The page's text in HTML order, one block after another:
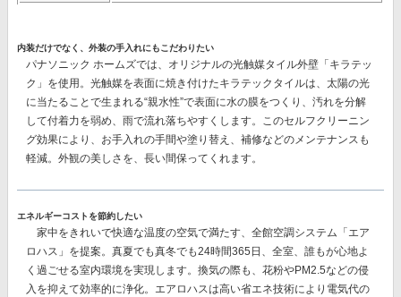
内装だけでなく、外装の手入れにもこだわりたい
パナソニック ホームズでは、オリジナルの光触媒タイル外壁「キラテッ
ク」 を使用。光触媒を表面に焼き付けたキラテックタイルは、太陽の光
に当たることで生まれる“親水性”で表面に水の膜をつくり、汚れを分解
して付着力を弱め、雨で流れ落ちやすくします。このセルフクリーニン
グ効果により、 お手入れの手間や塗り替え、補修などのメンテナンスも
軽減。 外観の美しさを、長い間保ってくれます。
エネルギーコストを節約したい
家中をきれいで快適な温度の空気で満たす、 全館空調システム「エア
ロハス」 を提案。真夏でも真冬でも24時間365日、全室、誰もが心地よ
く過ごせる室内環境を実現します。換気の際も、花粉やPM2.5などの侵
入を抑えて効率的に浄化。エアロハスは高い省エネ技術により電気代の